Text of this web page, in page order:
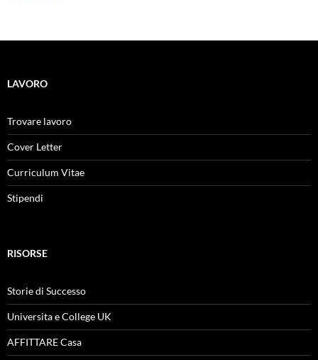
LAVORO
Trovare lavoro
Cover Letter
Curriculum Vitae
Stipendi
RISORSE
Storie di Successo
Universita e College UK
AFFITTARE Casa